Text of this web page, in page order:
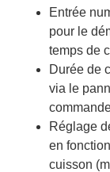
Entrée
pour le
temps de
Durée de
via le
Réglage
en
cuisson